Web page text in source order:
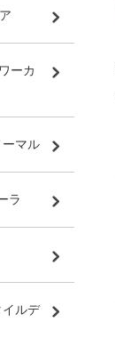
ーカ
マル
ラ
ルデ